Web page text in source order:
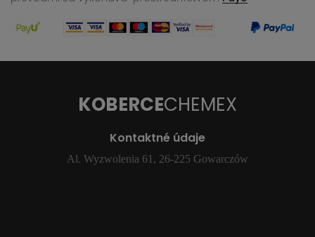
KOBERCECHEMEX
Kontaktné údaje
Al. Wyzwolenia 61, 26-225 Gowarczów